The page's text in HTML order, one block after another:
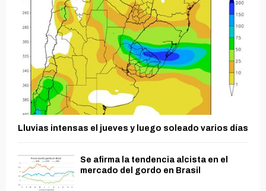
Lluvias intensas el jueves y luego soleado varios días
Se afirma la tendencia alcista en el
mercado del gordo en Brasil